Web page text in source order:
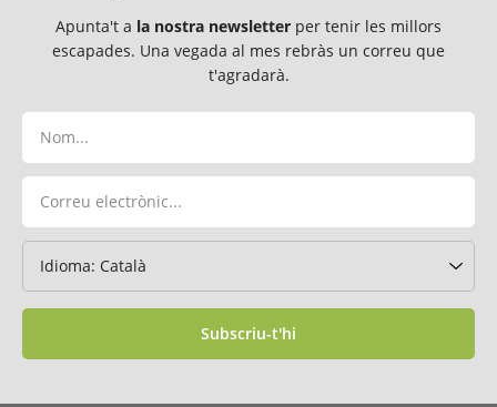
Apunta't a la nostra newsletter per tenir les millors
escapades. Una vegada al mes rebràs un correu que
t'agradarà.
Subscriu-t'hi